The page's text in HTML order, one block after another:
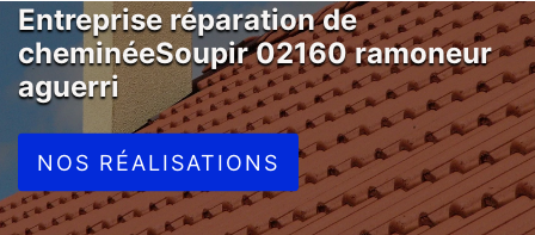
Entreprise réparation de
cheminéeSoupir 02160 ramoneur
aguerri
NOS RÉALISATIONS